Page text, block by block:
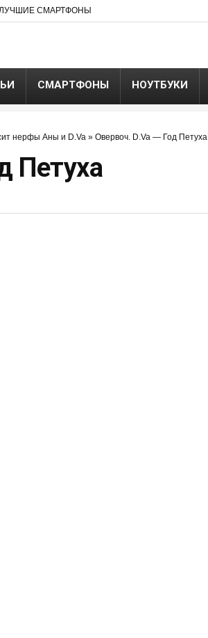
СМАРТФОНЫ
СМАРТФОНЫ НОУТБУКИ
нерфы Аны и D.Va » Овервоч. D.Va — Год Петуха
Петуха